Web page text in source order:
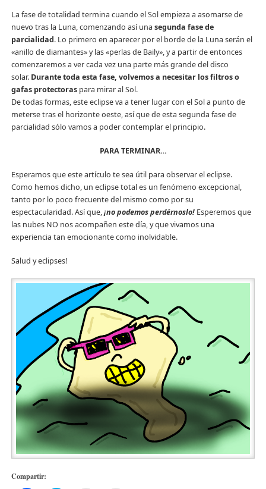
La fase de totalidad termina cuando el Sol empieza a asomarse de
nuevo tras la Luna, comenzando así una segunda fase de
parcialidad. Lo primero en aparecer por el borde de la Luna serán el
«anillo de diamantes» y las «perlas de Baily», y a partir de entonces
comenzaremos a ver cada vez una parte más grande del disco
solar.Durante toda esta fase, volvemos a necesitar los filtros o
gafas protectoraspara mirar al Sol.
De todas formas, este eclipse va a tener lugar con el Sol a punto de
meterse tras el horizonte oeste, así que de esta segunda fase de
parcialidad sólo vamos a poder contemplar el principio.
PARA TERMINAR…
Esperamos que este artículo te sea útil para observar el eclipse.
Como hemos dicho, un eclipse total es un fenómeno excepcional,
tanto por lo poco frecuente del mismo como por su
espectacularidad. Así que,¡no podemos perdérnoslo!Esperemos que
las nubes NO nos acompañen este día, y que vivamos una
experiencia tan emocionante como inolvidable.
Salud y eclipses!
Compartir: